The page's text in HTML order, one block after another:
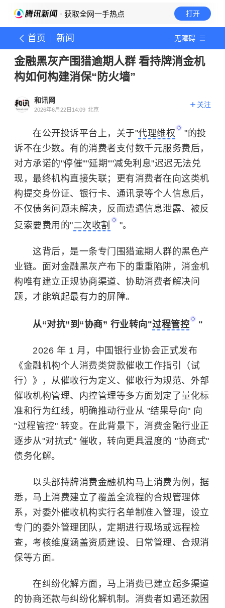
· 获取全网一手热点 打开
首页 新闻 无障碍
金融黑灰产围猎逾期人群 看持牌消金机
构如何构建消保“防火墙”
和讯网
2026年6月22日14:09 北京
关注
在公开投诉平台上，关于"代理维权
"的投
诉不在少数。有的消费者支付数千元服务费后，
对方承诺的"停催""延期""减免利息"迟迟无法兑
现，最终机构直接失联；更有消费者在向这类机
构提交身份证、银行卡、通讯录等个人信息后，
不仅债务问题未解决，反而遭遇信息泄露、被反
复索要费用的"二次收割 "。
这背后，是一条专门围猎逾期人群的黑色产
业链。面对金融黑灰产布下的重重陷阱，消金机
构唯有建立正规协商渠道、协助消费者解决问
题，才能筑起最有力的屏障。
从“对抗”到“协商” 行业转向"过程管控 "
2026 年 1 月，中国银行业协会正式发布
《金融机构个人消费类贷款催收工作指引（试
行）》，从催收行为定义、催收行为规范、外部
催收机构管理、内控管理等多方面划定了量化标
准和行为红线，明确推动行业从 "结果导向" 向
"过程管控" 转变。在此背景下，消费金融行业正
逐步从"对抗式" 催收，转向更具温度的 "协商式"
债务化解。
以头部持牌消费金融机构马上消费为例，据
悉，马上消费建立了覆盖全流程的合规管理体
系，对委外催收机构实行名单制准入管理，设立
专门的委外管理团队，定期进行现场或远程检
查，考核维度涵盖资质建设、日常管理、合规消
保等方面。
在纠纷化解方面，马上消费已建立起多渠道
的协商还款与纠纷化解机制。消费者如遇还款困